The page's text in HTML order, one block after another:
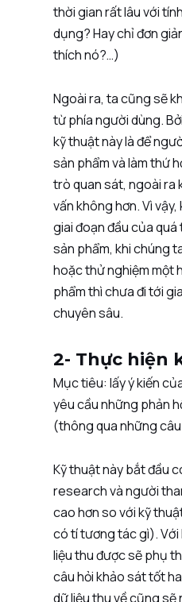
thời gian rất lâu với
dụng? Hay chỉ đơn
thích nó?…)
Ngoài ra, ta cũng sẽ
từ phía người dùng.
kỹ thuật này là để
sản phẩm và làm thứ
trò quan sát, ngoài ra
vấn không hơn. Vì
giai đoạn đầu của
sản phẩm, khi chúng
hoặc thử nghiệm một
phẩm thì chưa đi tới
chuyên sâu.
2- Thực hiện
Mục tiêu: lấy ý kiến
yêu cầu những phản
(thông qua những
Kỹ thuật này bắt đầu
research và người
cao hơn so với kỹ
có tí tương tác gì).
liệu thu được sẽ phụ
câu hỏi khảo sát tốt
dữ liệu thu về cũng